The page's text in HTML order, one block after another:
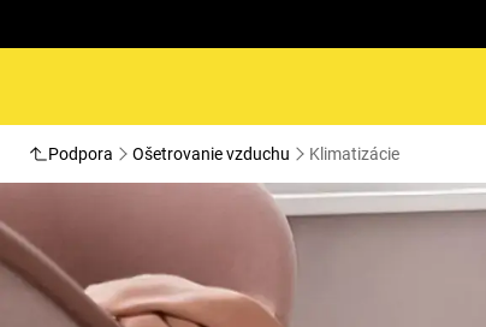
Podpora Ošetrovanie vzduchu Klimatizácie